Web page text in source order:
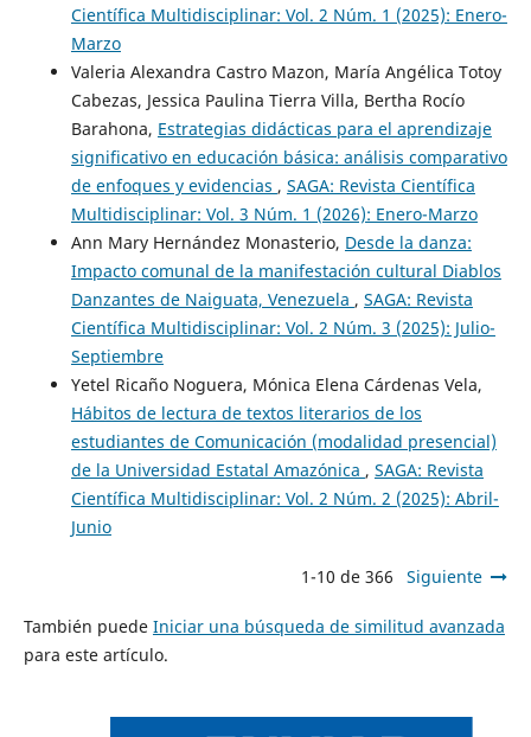
Científica Multidisciplinar: Vol. 2 Núm. 1 (2025): Enero-
Marzo
Valeria Alexandra Castro Mazon, María Angélica Totoy
Cabezas, Jessica Paulina Tierra Villa, Bertha Rocío
Barahona, Estrategias didácticas para el aprendizaje
significativo en educación básica: análisis comparativo
de enfoques y evidencias , SAGA: Revista Científica
Multidisciplinar: Vol. 3 Núm. 1 (2026): Enero-Marzo
Ann Mary Hernández Monasterio, Desde la danza:
Impacto comunal de la manifestación cultural Diablos
Danzantes de Naiguata, Venezuela , SAGA: Revista
Científica Multidisciplinar: Vol. 2 Núm. 3 (2025): Julio-
Septiembre
Yetel Ricaño Noguera, Mónica Elena Cárdenas Vela,
Hábitos de lectura de textos literarios de los
estudiantes de Comunicación (modalidad presencial)
de la Universidad Estatal Amazónica , SAGA: Revista
Científica Multidisciplinar: Vol. 2 Núm. 2 (2025): Abril-
Junio
1-10 de 366 Siguiente
También puede Iniciar una búsqueda de similitud avanzada
para este artículo.